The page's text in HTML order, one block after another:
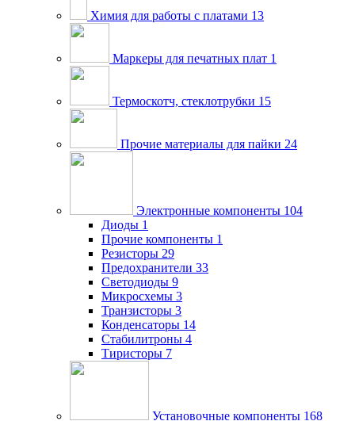
Химия для работы с платами 13
Маркеры для печатных плат 1
Термоскотч, стеклотрубки 15
Прочие материалы для пайки 24
Электронные компоненты 104
Диоды 1
Прочие компоненты 1
Резисторы 29
Предохранители 33
Светодиоды 9
Микросхемы 3
Транзисторы 3
Конденсаторы 14
Стабилитроны 4
Тиристоры 7
Установочные компоненты 168